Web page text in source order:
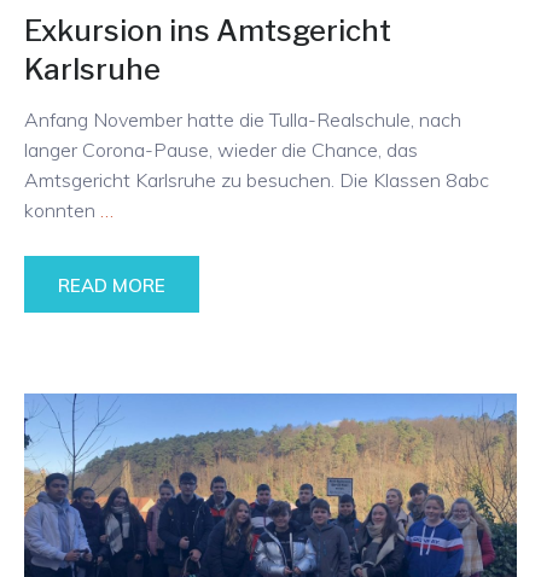
Exkursion ins Amtsgericht
Karlsruhe
Anfang November hatte die Tulla-Realschule, nach
langer Corona-Pause, wieder die Chance, das
Amtsgericht Karlsruhe zu besuchen. Die Klassen 8abc
konnten
READ MORE